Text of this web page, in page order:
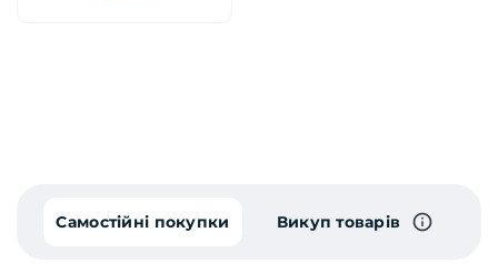
Самостійні покупки Викуп товарів